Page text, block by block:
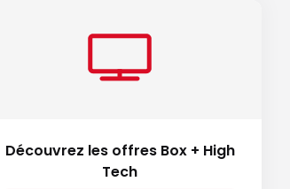
Découvrez les offres Box + High
Tech